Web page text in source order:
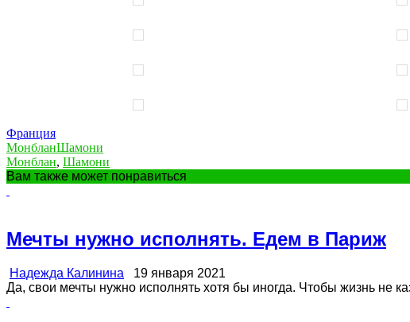
Франция
МонбланШамони
Монблан, Шамони
Вам также может понравиться
Мечты нужно исполнять. Едем в Париж
Надежда Калинина 19 января 2021
Да, свои мечты нужно исполнять хотя бы иногда. Чтобы жизнь не